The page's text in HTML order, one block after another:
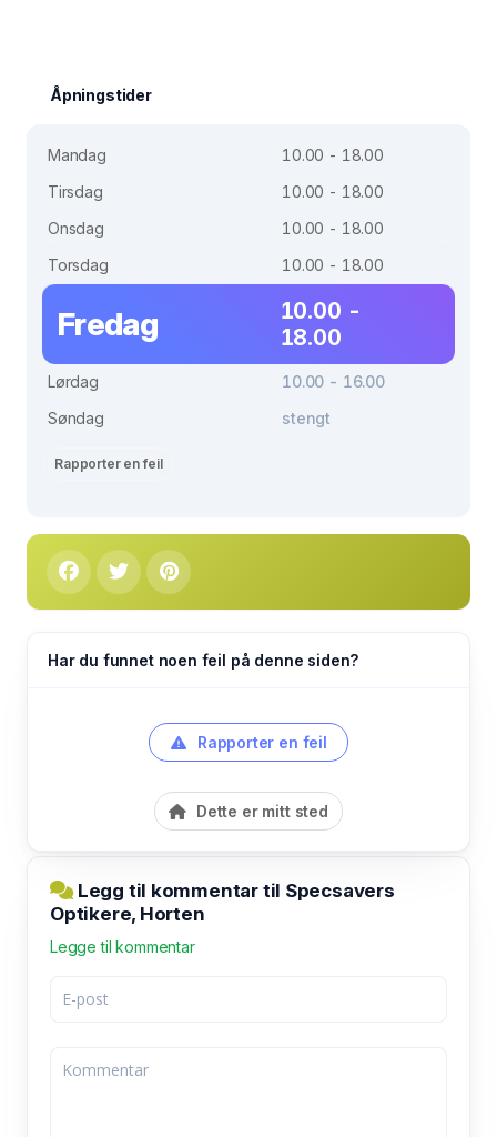
Åpningstider
Mandag
10.00 - 18.00
Tirsdag
10.00 - 18.00
Onsdag
10.00 - 18.00
Torsdag
10.00 - 18.00
Fredag
10.00 -
18.00
Lørdag
10.00 - 16.00
Søndag
stengt
Rapporter en feil
Har du funnet noen feil på denne siden?
Rapporter en feil
Dette er mitt sted
Legg til kommentar til Specsavers
Optikere, Horten
Legge til kommentar